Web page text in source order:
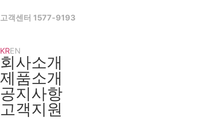
to
고객센터 1577-9193
KREN
회사소개
제품소개
공지사항
고객지원